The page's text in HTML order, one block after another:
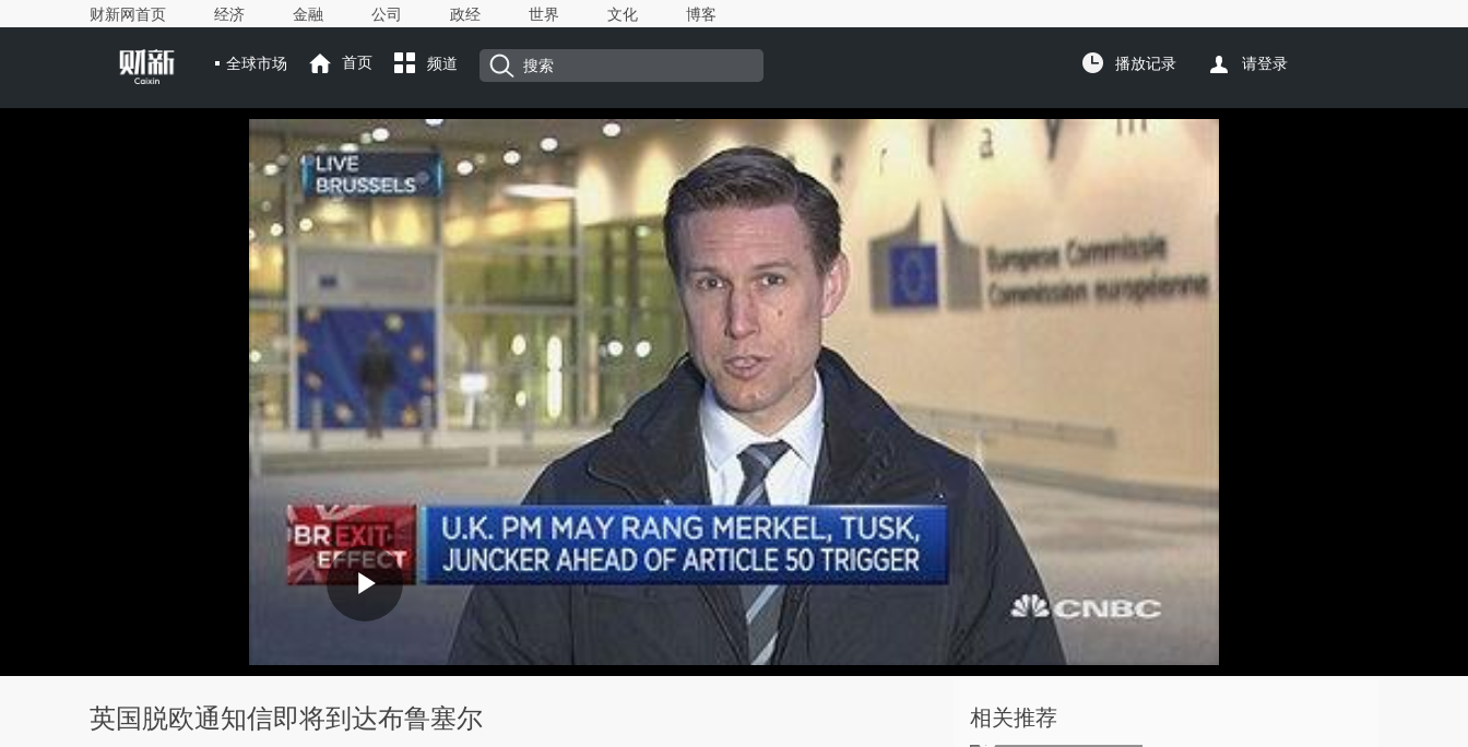
财新网首页 经济 金融 公司 政经 世界 文化 博客
全球市场 首页 频道 播放记录 请登录
英国脱欧通知信即将到达布鲁塞尔 相关推荐